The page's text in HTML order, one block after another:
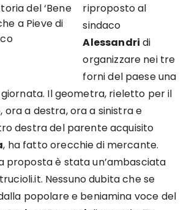
del ‘Bene
a Pieve di
riproposto al
sindaco
Alessandri di
organizzare nei tre
forni del paese una
Il geometra, rieletto per il
a destra, ora a sinistra e
destra del parente acquisito
, ha fatto orecchie di mercante.
proposta è stata un’ambasciata
Nessuno dubita che se
popolare e beniamina voce del